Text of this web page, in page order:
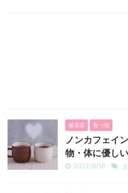
健康茶 食べ物
ノンカフェイ
物・体に優し
2022/8/16